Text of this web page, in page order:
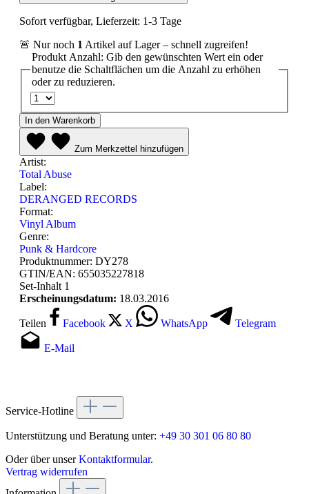
Sofort verfügbar, Lieferzeit: 1-3 Tage
🚨 Nur noch 1 Artikel auf Lager – schnell zugreifen!
Produkt Anzahl: Gib den gewünschten Wert ein oder
benutze die Schaltflächen um die Anzahl zu erhöhen
oder zu reduzieren.
In den Warenkorb
Zum Merkzettel hinzufügen
Artist:
Total Abuse
Label:
DERANGED RECORDS
Format:
Vinyl Album
Genre:
Punk & Hardcore
Produktnummer: DY278
GTIN/EAN: 655035227818
Set-Inhalt 1
Erscheinungsdatum: 18.03.2016
Teilen Facebook X WhatsApp Telegram
E-Mail
Service-Hotline
Unterstützung und Beratung unter: +49 30 301 06 80 80
Oder über unserKontaktformular.
Vertrag widerrufen